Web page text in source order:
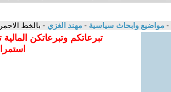
- مواضيع وابحاث سياسية - مهند الغزي - بالخط
تبرعاتكم وتبرعاتكن